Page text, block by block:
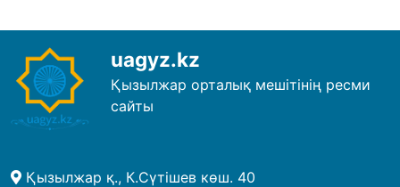
uagyz.kz
Қызылжар орталық мешітінің ресми
сайты
Қызылжар қ., К.Сүтішев көш. 40